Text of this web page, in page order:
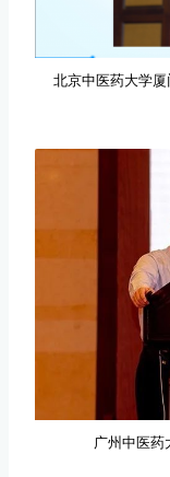
北京中医药大学
广州中医药